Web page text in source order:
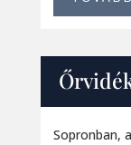
Sopronban,